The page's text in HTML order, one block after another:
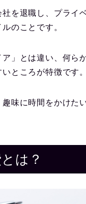
を退職し、 プライ
のこと です。
」とは違い、何ら
ところが特徴です。
味に時間をかけた
は？